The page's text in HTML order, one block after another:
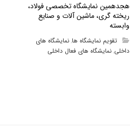
هجدهمین نمایشگاه تخصصی فولاد،
ریخته گری، ماشین آلات و صنایع
وابسته
تقویم نمایشگاه ها,نمایشگاه های
داخلی,نمایشگاه های فعال داخلی